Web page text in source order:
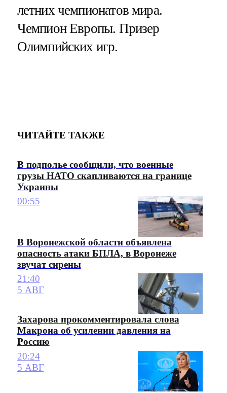
летних чемпионатов мира.
Чемпион Европы. Призер
Олимпийских игр.
ЧИТАЙТЕ ТАКЖЕ
В подполье сообщили, что военные
грузы НАТО скапливаются на границе
Украины
00:55
В Воронежской области объявлена
опасность атаки БПЛА, в Воронеже
звучат сирены
21:40
5 АВГ
Захарова прокомментировала слова
Макрона об усилении давления на
Россию
20:24
5 АВГ